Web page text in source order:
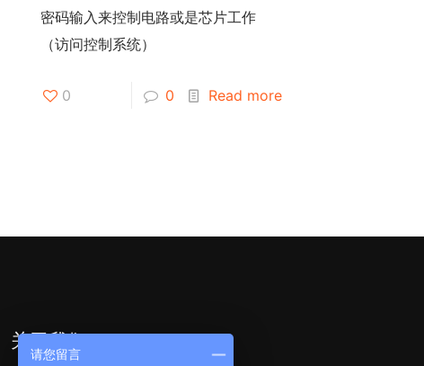
密码输入来控制电路或是芯片工作
（访问控制系统）
0 0 Read more
关于我们
请您留言